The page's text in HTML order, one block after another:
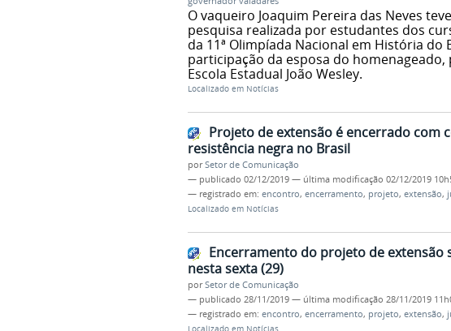
O vaqueiro Joaquim Pereira das Neves
pesquisa realizada por estudantes dos
da 11ª Olimpíada Nacional em História do
participação da esposa do
Escola Estadual João Wesley.
Localizado em Notícias
Projeto de extensão é encerrado com
resistência negra no Brasil
porSetor de Comunicação
— publicado 02/12/2019 — última modificação 02/12/2019
— registrado em: encontro, encerramento, projeto, extensão,
Localizado em Notícias
Encerramento do projeto de extensão
nesta sexta (29)
porSetor de Comunicação
— publicado 28/11/2019 — última modificação 28/11/2019
— registrado em: encontro, encerramento, projeto, extensão,
Localizado em Notícias